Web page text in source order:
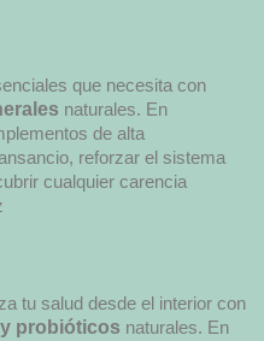
que necesita con
naturales. En
de alta
reforzar el sistema
cualquier carencia
tu salud desde el interior con
probióticos naturales. En